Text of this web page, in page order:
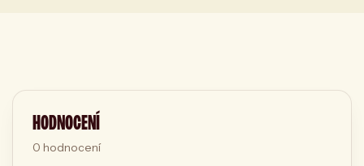
HODNOCENÍ
0 hodnocení